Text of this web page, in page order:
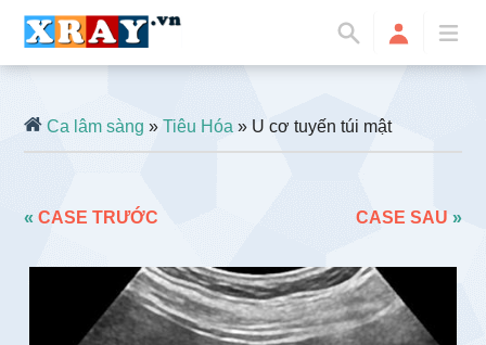
Ca lâm sàng »Tiêu Hóa » U cơ tuyến túi mật
«CASE TRƯỚC CASE SAU »